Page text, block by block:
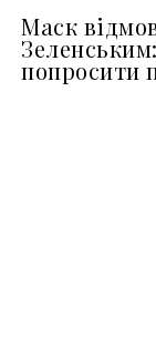
Маск
попросити